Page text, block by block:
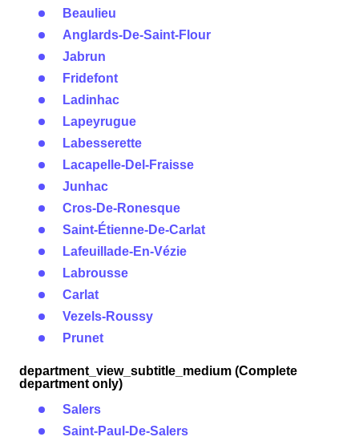
Beaulieu
Anglards-De-Saint-Flour
Jabrun
Fridefont
Ladinhac
Lapeyrugue
Labesserette
Lacapelle-Del-Fraisse
Junhac
Cros-De-Ronesque
Saint-Étienne-De-Carlat
Lafeuillade-En-Vézie
Labrousse
Carlat
Vezels-Roussy
Prunet
department_view_subtitle_medium (Complete
department only)
Salers
Saint-Paul-De-Salers